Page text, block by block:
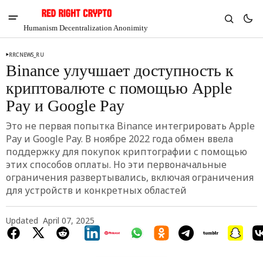
Humanism Decentralization Anonimity
Chia
$1.35
2.85%
RRCNEWS_RU
Binance улучшает доступность к
криптовалюте с помощью Apple
Pay и Google Pay
Это не первая попытка Binance интегрировать Apple
Pay и Google Pay. В ноябре 2022 года обмен ввела
поддержку для покупок криптографии с помощью
этих способов оплаты. Но эти первоначальные
ограничения развертывались, включая ограничения
для устройств и конкретных областей
Updated April 07, 2025